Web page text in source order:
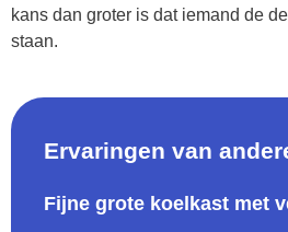
kans dan groter is dat iemand de
staan.
Ervaringen van
Fijne grote koelkast met